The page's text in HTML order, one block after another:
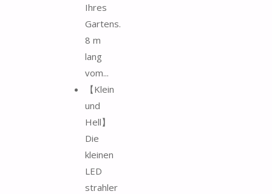
Ihres
Gartens.
8 m
lang
vom...
【Klein
und
Hell】
Die
kleinen
LED
strahler